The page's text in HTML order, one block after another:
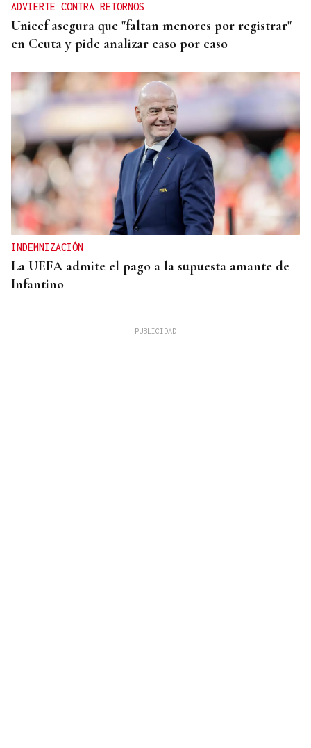
ADVIERTE CONTRA RETORNOS
Unicef asegura que "faltan menores por registrar"
en Ceuta y pide analizar caso por caso
INDEMNIZACIÓN
La UEFA admite el pago a la supuesta amante de
Infantino